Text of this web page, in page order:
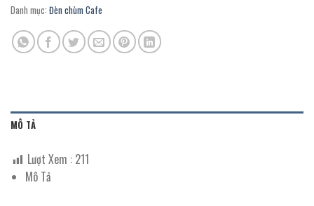
Danh mục: Đèn chùm Cafe
MÔ TẢ
Lượt Xem : 211
Mô Tả